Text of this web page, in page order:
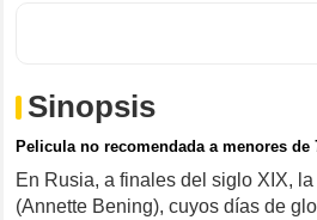
Sinopsis
Pelicula no recomendada a menores de
En Rusia, a finales del siglo XIX,
(Annette Bening), cuyos días de